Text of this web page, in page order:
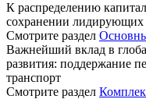
К распределению
сохранении лидирующих
Смотрите раздел
Важнейший вклад в
развития: поддержание
транспорт
Смотрите раздел